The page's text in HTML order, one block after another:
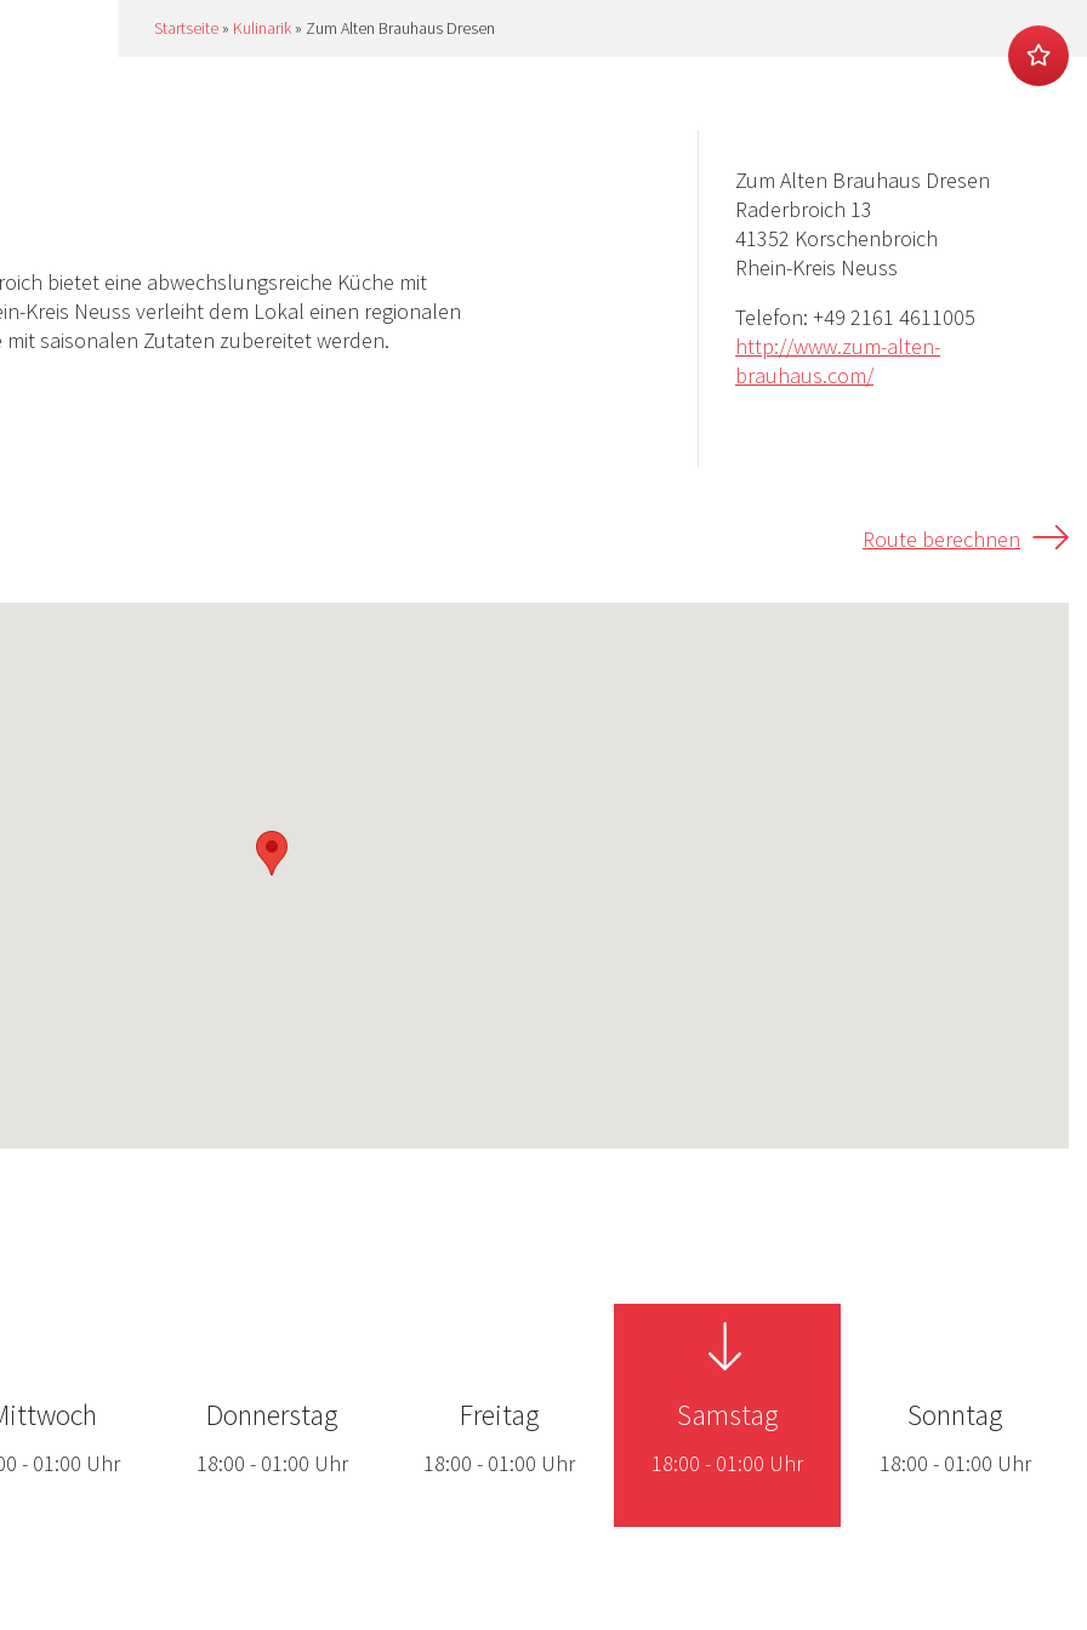
Startseite » Kulinarik » Zum Alten Brauhaus Dresen
bietet eine abwechslungsreiche Küche mit
Kreis Neuss verleiht dem Lokal einen regionalen
saisonalen Zutaten zubereitet werden.
Zum Alten Brauhaus Dresen
Raderbroich 13
41352 Korschenbroich
Rhein-Kreis Neuss
Telefon: +49 2161 4611005
http://www.zum-alten-
brauhaus.com/
Route berechnen
- 01:00 Uhr
Donnerstag
18:00 - 01:00 Uhr
Freitag
18:00 - 01:00 Uhr
Samstag
18:00 - 01:00 Uhr
Sonntag
18:00 - 01:00 Uhr